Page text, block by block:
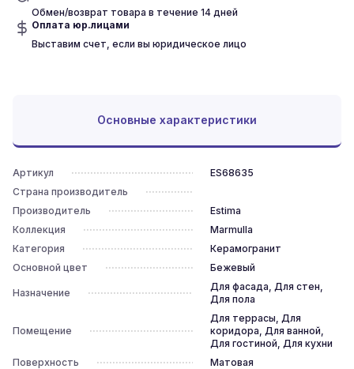
Обмен/возврат товара в течение 14 дней
Оплата юр.лицами
Выставим счет, если вы юридическое лицо
Основные характеристики
Артикул
ES68635
Страна производитель
Производитель
Estima
Коллекция
Marmulla
Категория
Керамогранит
Основной цвет
Бежевый
Назначение
Для фасада, Для стен,
Для пола
Помещение
Для террасы, Для
коридора, Для ванной,
Для гостиной, Для кухни
Поверхность
Матовая